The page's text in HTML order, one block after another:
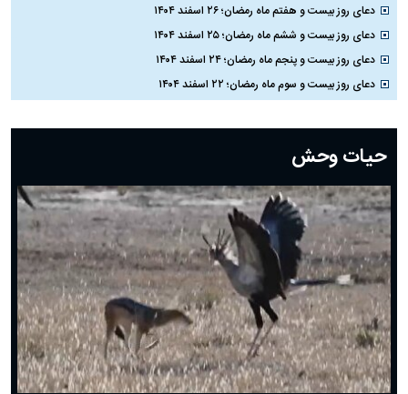
دعای روز بیست و هفتم ماه رمضان؛ ۲۶ اسفند ۱۴۰۴
دعای روز بیست و ششم ماه رمضان؛ ۲۵ اسفند ۱۴۰۴
دعای روز بیست و پنجم ماه رمضان؛ ۲۴ اسفند ۱۴۰۴
دعای روز بیست و سوم ماه رمضان؛ ۲۲ اسفند ۱۴۰۴
دعای روز بیستم ماه رمضان؛ ۱۹ اسفند ۱۴۰۴
دعای روز هشتم ماه مبارک رمضان؛ ۷ اسفند ماه ۱۴۰۴
دعای روز هفتم ماه رمضان؛ ۶ اسفند ۱۴۰۴
دعای روز ششم ماه رمضان؛ ۵ اسفند ۱۴۰۴
دعای روز پنجم ماه رمضان؛ ۴ اسفند ۱۴۰۴
دعای روز چهارم ماه مبارک رمضان؛ ۳ اسفند ۱۴۰۴
دعای روز سوم ماه مبارک رمضان؛ ۱۴ اسفند ۱۴۰۴
دعای روز دوم ماه مبارک رمضان ۱ اسفند ماه ۱۴۰۴
دعای روز اول ماه مبارک رمضان، ۳۰ بهمن ۱۴۰۴
حضرت زینب(س) چگونه از دنیا رفت؟
بهترین پیامک تبریک روز پدر ۱۴۰۴؛ جملات زیبا و صمیمانه
حیات وحش